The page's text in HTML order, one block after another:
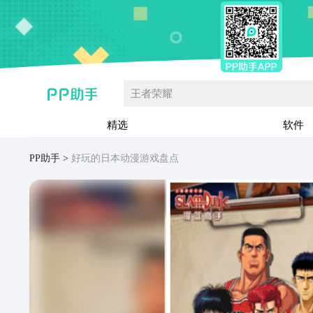
王者荣耀
精选 软件
PP助手 好玩的日本动漫游戏盘点